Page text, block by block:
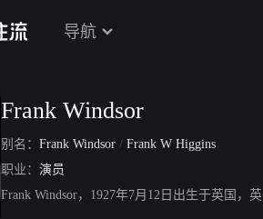
导航
Frank Windsor
别名： Frank Windsor / Frank W Higgins
职业： 演员
Frank Windsor，1927年7月12日出生于英国